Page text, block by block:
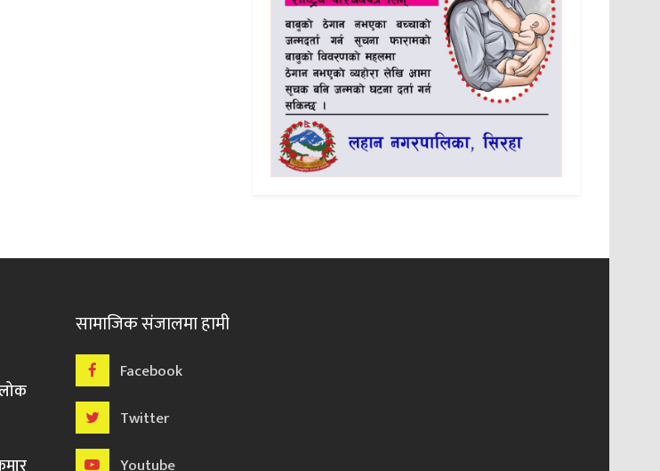
सामाजिक संजालमा हामी
Facebook
Twitter
Youtube